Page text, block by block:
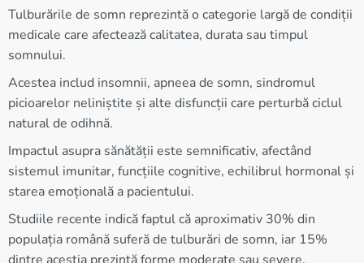
Tulburările de somn reprezintă o categorie largă de condiții
medicale care afectează calitatea, durata sau timpul
somnului.
Acestea includ insomnii, apneea de somn, sindromul
picioarelor neliniștite și alte disfuncții care perturbă ciclul
natural de odihnă.
Impactul asupra sănătății este semnificativ, afectând
sistemul imunitar, funcțiile cognitive, echilibrul hormonal și
starea emoțională a pacientului.
Studiile recente indică faptul că aproximativ 30% din
populația română suferă de tulburări de somn, iar 15%